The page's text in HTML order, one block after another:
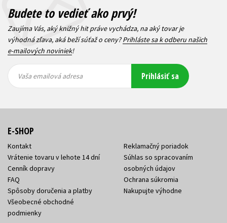
Budete to vedieť ako prvý!
Zaujíma Vás, aký knižný hit práve vychádza, na aký tovar je
výhodná zľava, aká beží súťaž o ceny?Prihláste sa k odberu našich
e-mailových noviniek!
emailová
emailová
Vaša emailová adresa Prihlásiť sa
E-SHOP
Kontakt
Vrátenie tovaru v lehote 14 dní
Cenník dopravy
FAQ
Spôsoby doručenia a platby
Všeobecné obchodné
podmienky
Reklamačný poriadok
Súhlas so spracovaním
osobných údajov
Ochrana súkromia
Nakupujte výhodne